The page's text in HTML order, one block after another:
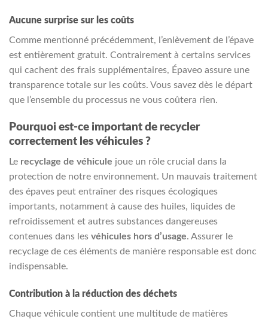
Aucune surprise sur les coûts
Comme mentionné précédemment, l’enlèvement de l’épave
est entièrement gratuit. Contrairement à certains services
qui cachent des frais supplémentaires, Épaveo assure une
transparence totale sur les coûts. Vous savez dès le départ
que l’ensemble du processus ne vous coûtera rien.
Pourquoi est-ce important de recycler
correctement les véhicules ?
Le recyclage de véhicule joue un rôle crucial dans la
protection de notre environnement. Un mauvais traitement
des épaves peut entraîner des risques écologiques
importants, notamment à cause des huiles, liquides de
refroidissement et autres substances dangereuses
contenues dans les véhicules hors d’usage. Assurer le
recyclage de ces éléments de manière responsable est donc
indispensable.
Contribution à la réduction des déchets
Chaque véhicule contient une multitude de matières